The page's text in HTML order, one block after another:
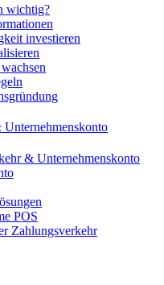
wichtig?
investieren
& Unternehmenskonto
POS
Zahlungsverkehr